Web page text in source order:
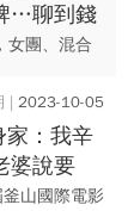
…聊到錢
戶頭」
女團、混合
長、外科名
2023-10-05
家：我辛
婆說要
」山國際電影